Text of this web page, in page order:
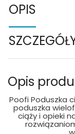
OPIS
Opis
Poofi Poduszka
poduszka
ciąży i opieki